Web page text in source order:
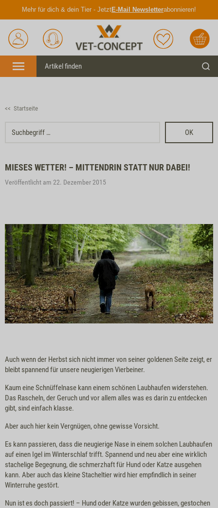
Mehr für dich & dein Tier - JetztE-Mail Newsletterabonnieren!
Anmelden
Unser
Service
Merkliste Warenkorb
Menü
<< Startseite
OK
MIESES WETTER! – MITTENDRIN STATT NUR DABEI!
Veröffentlicht am 22. Dezember 2015
Auch wenn der Herbst sich nicht immer von seiner goldenen Seite zeigt, er
bleibt spannend für unsere neugierigen Vierbeiner.
Kaum eine Schnüffelnase kann einem schönen Laubhaufen widerstehen.
Das Rascheln, der Geruch und vor allem alles was es darin zu entdecken
gibt, sind einfach klasse.
Aber auch hier kein Vergnügen, ohne gewisse Vorsicht.
Es kann passieren, dass die neugierige Nase in einem solchen Laubhaufen
auf einen Igel im Winterschlaf trifft. Spannend und neu aber eine wirklich
stachelige Begegnung, die schmerzhaft für Hund oder Katze ausgehen
kann. Aber auch das kleine Stacheltier wird hier empfindlich in seiner
Winterruhe gestört.
Nun ist es doch passiert! – Hund oder Katze wurden gebissen, gestochen